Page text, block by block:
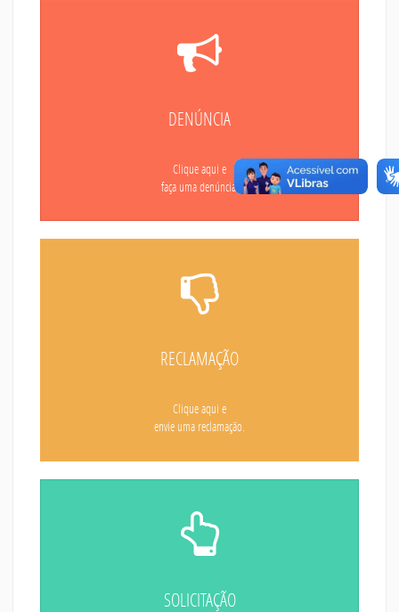
DENÚNCIA
Clique aqui e
faça uma denúncia.
RECLAMAÇÃO
Clique aqui e
envie uma reclamação.
SOLICITAÇÃO